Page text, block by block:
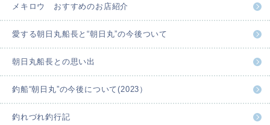
メキロウ おすすめのお店紹介
愛する朝日丸船長と“朝日丸”の今後ついて
朝日丸船長との思い出
釣船“朝日丸”の今後について(2023）
釣れづれ釣行記